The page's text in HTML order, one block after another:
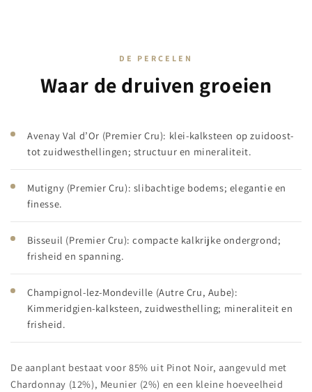
DE PERCELEN
Waar de druiven groeien
Avenay Val d’Or (Premier Cru): klei-kalksteen op zuidoost-
tot zuidwesthellingen; structuur en mineraliteit.
Mutigny (Premier Cru): slibachtige bodems; elegantie en
finesse.
Bisseuil (Premier Cru): compacte kalkrijke ondergrond;
frisheid en spanning.
Champignol-lez-Mondeville (Autre Cru, Aube):
Kimmeridgien-kalksteen, zuidwesthelling; mineraliteit en
frisheid.
De aanplant bestaat voor 85% uit Pinot Noir, aangevuld met
Chardonnay (12%), Meunier (2%) en een kleine hoeveelheid